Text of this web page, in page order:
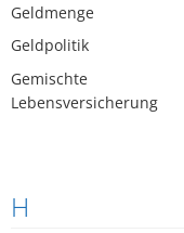
Geldmenge
Geldpolitik
Gemischte
Lebensversicherung
H